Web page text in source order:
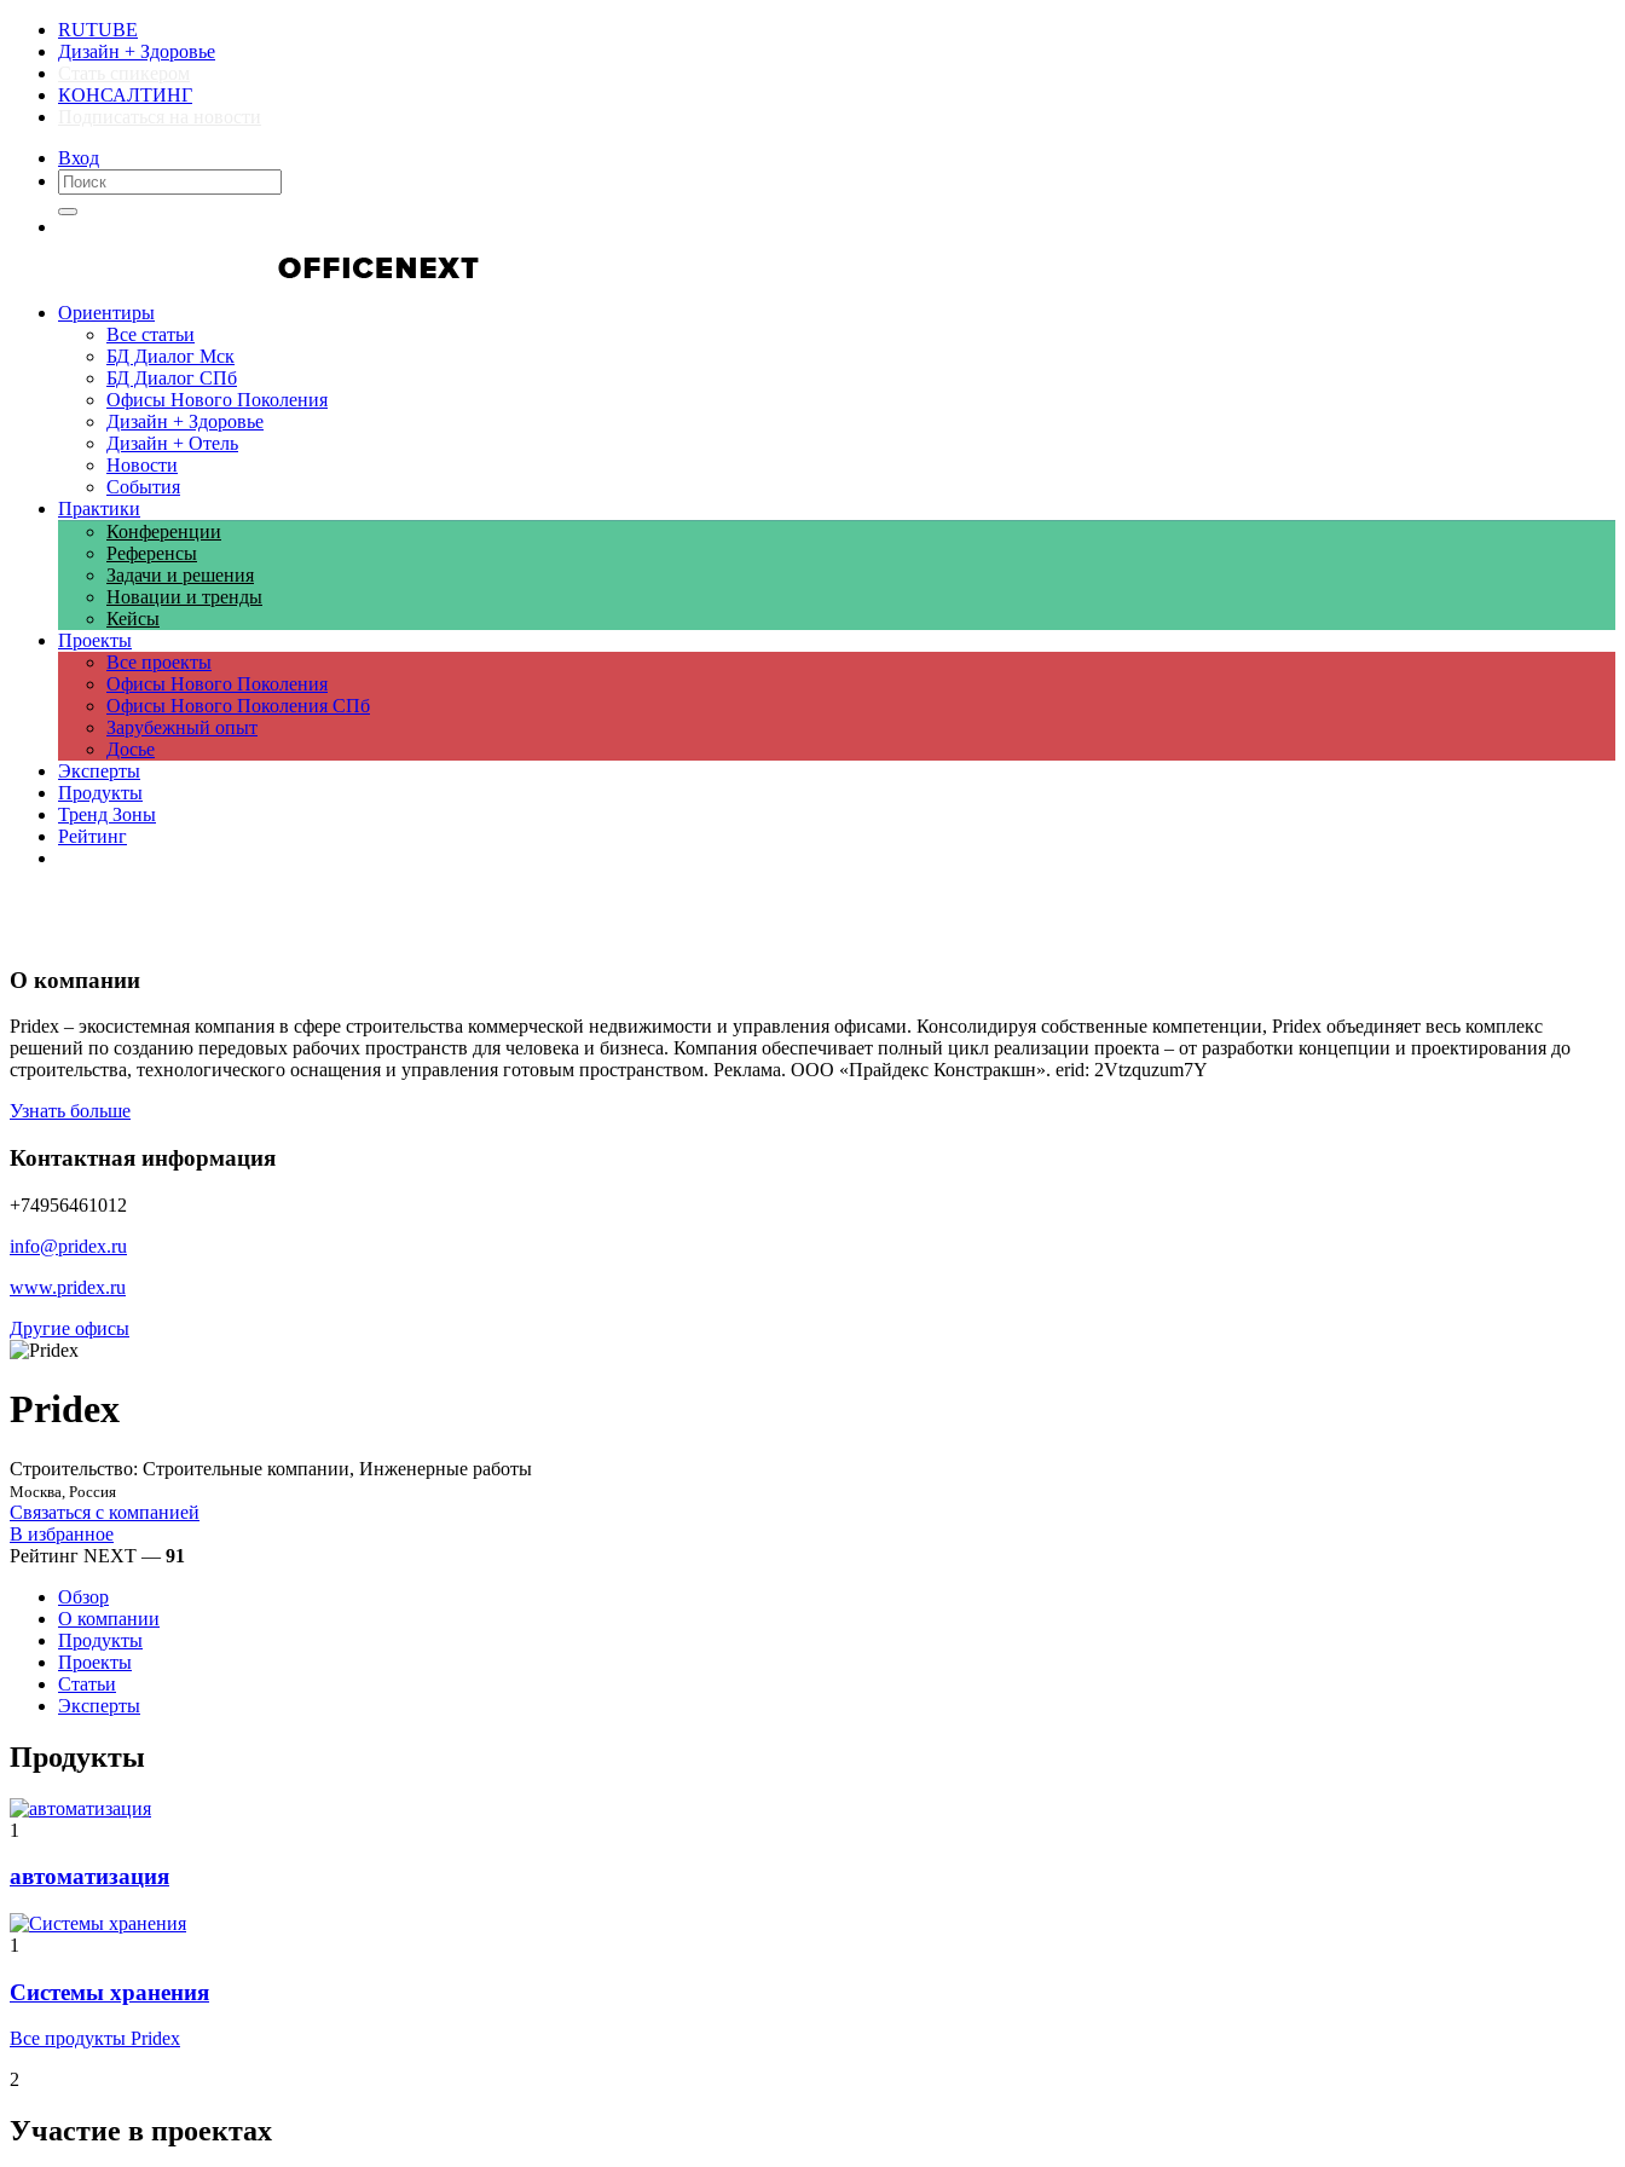
RUTUBE
Дизайн + Здоровье
КОНСАЛТИНГ
Вход
Ориентиры
Все статьи
БД Диалог Мск
БД Диалог СПб
Офисы Нового Поколения
Дизайн + Здоровье
Дизайн + Отель
Новости
События
Практики
Конференции
Референсы
Задачи и решения
Новации и тренды
Кейсы
Проекты
Все проекты
Офисы Нового Поколения
Офисы Нового Поколения СПб
Зарубежный опыт
Досье
Эксперты
Продукты
Тренд Зоны
Рейтинг
О компании
Pridex – экосистемная компания в сфере строительства коммерческой недвижимости и управления офисами. Консолидируя собственные компетенции, Pridex объединяет весь комплекс
решений по созданию передовых рабочих пространств для человека и бизнеса. Компания обеспечивает полный цикл реализации проекта – от разработки концепции и проектирования до
строительства, технологического оснащения и управления готовым пространством. Реклама. ООО «Прайдекс Констракшн». erid: 2Vtzquzum7Y
Узнать больше
Контактная информация
+74956461012
info@pridex.ru
www.pridex.ru
Другие офисы
Pridex
Строительство: Строительные компании, Инженерные работы
Москва, Россия
Связаться с компанией
В избранное
Рейтинг NEXT — 91
Обзор
О компании
Продукты
Проекты
Статьи
Эксперты
Продукты
1
автоматизация
1
Cистемы хранения
Все продукты Pridex
2
Участие в проектах